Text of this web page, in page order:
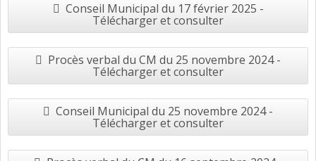
Conseil Municipal du 17 février 2025 -
Télécharger et consulter
Procès verbal du CM du 25 novembre 2024 -
Télécharger et consulter
Conseil Municipal du 25 novembre 2024 -
Télécharger et consulter